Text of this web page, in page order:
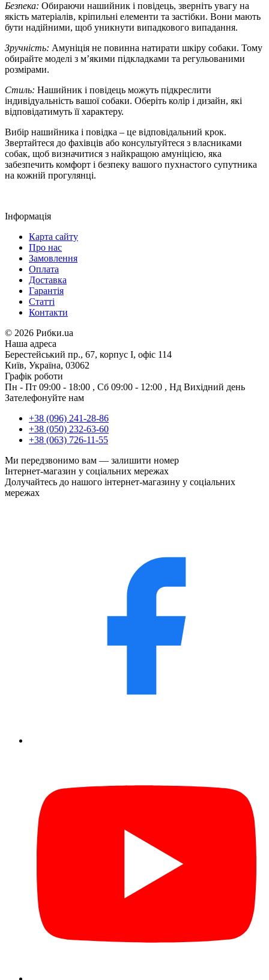
Безпека: Обираючи нашийник і повідець, зверніть увагу на
якість матеріалів, кріпильні елементи та застібки. Вони мають
бути надійними, щоб уникнути випадкового випадання.
Зручність: Амуніція не повинна натирати шкіру собаки. Тому
обирайте моделі з м’якими підкладками та регульованими
розмірами.
Стиль: Нашийник і повідець можуть підкреслити
індивідуальність вашої собаки. Оберіть колір і дизайн, які
відповідатимуть її характеру.
Вибір нашийника і повідка – це відповідальний крок.
Звертайтеся до фахівців або консультуйтеся з власниками
собак, щоб визначитися з найкращою амуніцією, яка
забезпечить комфорт і безпеку вашого пухнастого супутника
на кожній прогулянці.
Інформація
Карта сайту
Про нас
Замовлення
Оплата
Доставка
Гарантія
Статті
Контакти
© 2026 Рибки.ua
Наша адреса
Берестейський пр., 67, корпус І, офіс 114
Київ, Україна, 03062
Графік роботи
Пн - Пт 09:00 - 18:00 , Сб 09:00 - 12:00 , Нд Вихідний день
Зателефонуйте нам
+38 (096) 241-28-86
+38 (050) 232-63-60
+38 (063) 726-11-55
Ми передзвонимо вам — залишити номер
Інтернет-магазин у соціальних мережах
Долучайтесь до нашого інтернет-магазину у соціальних
мережах